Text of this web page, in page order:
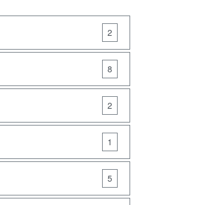
2
8
2
1
5